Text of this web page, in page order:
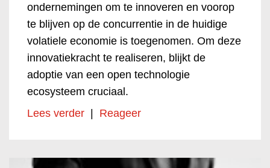
ondernemingen om te innoveren en voorop
te blijven op de concurrentie in de huidige
volatiele economie is toegenomen. Om deze
innovatiekracht te realiseren, blijkt de
adoptie van een open technologie
ecosysteem cruciaal.
Lees verder | Reageer